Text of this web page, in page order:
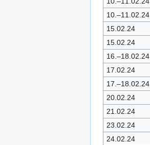
10.–11.02.24
15.02.24
15.02.24
16.–18.02.24
17.02.24
17.–18.02.24
20.02.24
21.02.24
23.02.24
24.02.24